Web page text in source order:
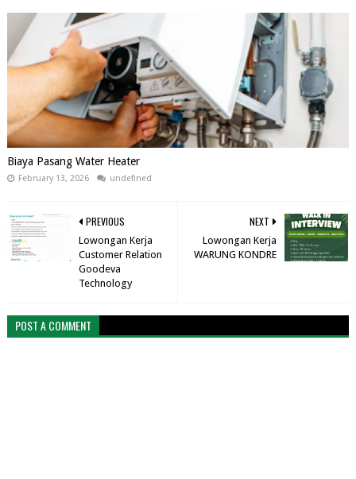
Biaya Pasang Water Heater
February 13, 2026 undefined
NEXT
Lowongan Kerja
WARUNG KONDRE
PREVIOUS
Lowongan Kerja
Customer Relation
Goodeva
Technology
POST A COMMENT